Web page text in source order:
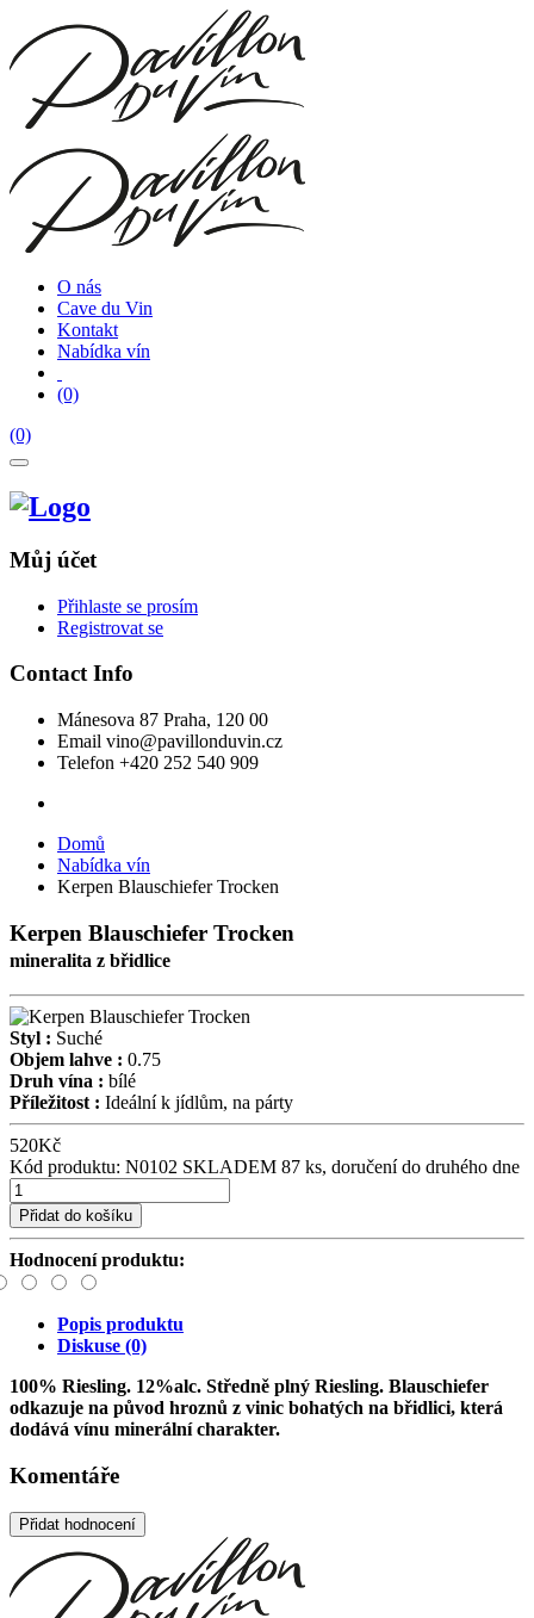
O nás
Cave du Vin
Kontakt
Nabídka vín
(0)
(0)
Můj účet
Přihlaste se prosím
Registrovat se
Contact Info
Mánesova 87 Praha, 120 00
Email vino@pavillonduvin.cz
Telefon +420 252 540 909
Domů
Nabídka vín
Kerpen Blauschiefer Trocken
Kerpen Blauschiefer Trocken
mineralita z břidlice
Styl : Suché
Objem lahve : 0.75
Druh vína : bílé
Příležitost : Ideální k jídlům, na párty
520Kč
Kód produktu: N0102 SKLADEM 87 ks, doručení do druhého dne
Přidat do košíku
Hodnocení produktu:
Popis produktu
Diskuse (0)
100% Riesling. 12%alc. Středně plný Riesling. Blauschiefer
odkazuje na původ hroznů z vinic bohatých na břidlici, která
dodává vínu minerální charakter.
Komentáře
Přidat hodnocení